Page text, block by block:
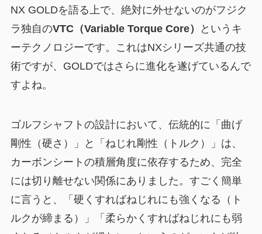
NX GOLDを語る上で、絶対に外せないのがフジク
ラ独自のVTC（Variable Torque Core）
というキ
ーテクノロジーです。これはNXシリーズ共通の技
術ですが、GOLDではさらに進化を遂げているんで
すよね。
ゴルフシャフトの設計において、伝統的に「曲げ
剛性（硬さ）」と「ねじれ剛性（トルク）」は、
カーボンシートの積層角度に依存するため、完全
には切り離せない関係にありました。すごく簡単
に言うと、「硬くすればねじれにも強くなる（ト
ルクが締まる）」「柔らかくすればねじれにも弱